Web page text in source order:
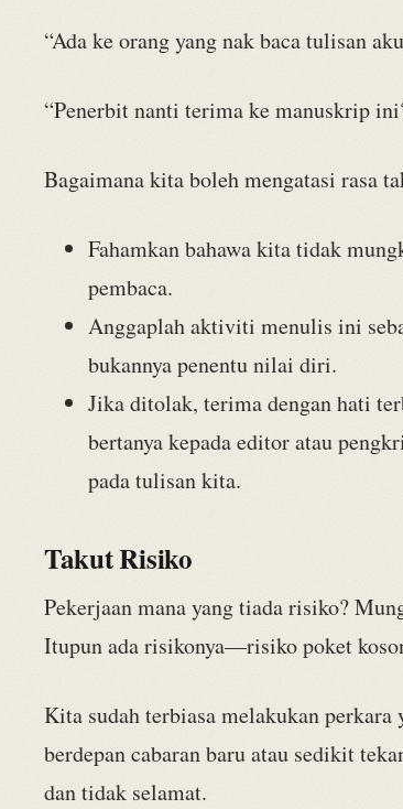
“Ada ke orang yang nak baca tulisan
“Penerbit nanti terima ke manuskrip
Bagaimana kita boleh mengatasi rasa
Fahamkan bahawa kita tidak
pembaca.
Anggaplah aktiviti menulis ini
bukannya penentu nilai diri.
Jika ditolak, terima dengan hati
bertanya kepada editor atau
pada tulisan kita.
Takut Risiko
Pekerjaan mana yang tiada risiko?
Itupun ada risikonya—risiko poket
Kita sudah terbiasa melakukan
berdepan cabaran baru atau sedikit
dan tidak selamat.